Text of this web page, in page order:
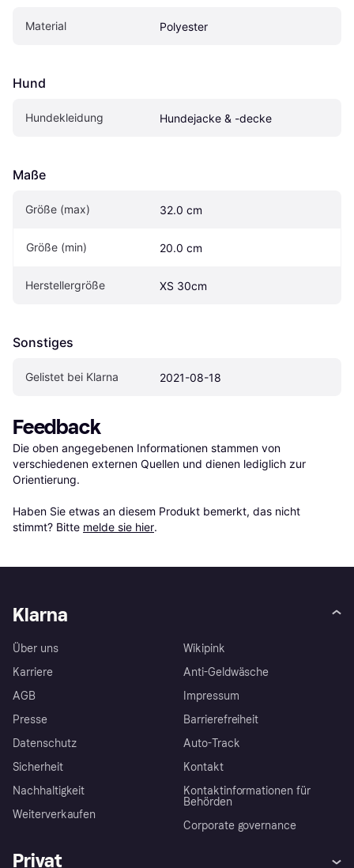
Material Polyester
Hund
Hundekleidung Hundejacke & -decke
Maße
Größe (max) 32.0 cm
Größe (min) 20.0 cm
Herstellergröße XS 30cm
Sonstiges
Gelistet bei Klarna 2021-08-18
Feedback
Die oben angegebenen Informationen stammen von
verschiedenen externen Quellen und dienen lediglich zur
Orientierung.
Haben Sie etwas an diesem Produkt bemerkt, das nicht
stimmt? Bitte melde sie hier.
Klarna
Über uns
Karriere
AGB
Presse
Datenschutz
Sicherheit
Nachhaltigkeit
Weiterverkaufen
Wikipink
Anti-Geldwäsche
Impressum
Barrierefreiheit
Auto-Track
Kontakt
Kontaktinformationen für
Behörden
Corporate governance
Privat